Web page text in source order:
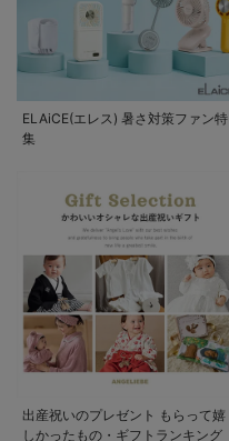
ELAiCE(エレス) 暑さ対策ファン特
集
出産祝いのプレゼント もらって嬉
しかったもの・ギフトランキング